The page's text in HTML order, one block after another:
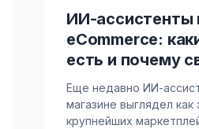
ИИ-ассистенты
eCommerce:
есть и почему
консультанта
сейчас
Еще недавно ИИ-
магазине выглядел
крупнейших